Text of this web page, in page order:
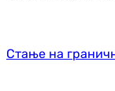
Стање на